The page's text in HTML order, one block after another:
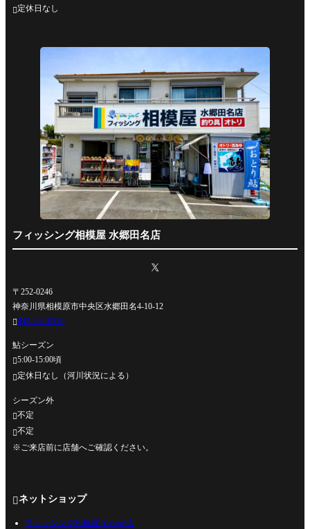
定休日なし
フィッシング相模屋 水郷田名店
〒252-0246
神奈川県相模原市中央区水郷田名4-10-12
042-762-0330
鮎シーズン
5:00-15:00頃
定休日なし（河川状況による）
シーズン外
不定
不定
※ご来店前に店舗へご確認ください。
ネットショップ
フィッシング相模屋 Yahoo!店